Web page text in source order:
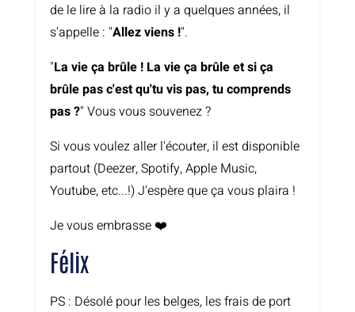
de le lire à la radio il y a quelques années, il
s'appelle : "Allez viens !".
"La vie ça brûle ! La vie ça brûle et si ça
brûle pas c'est qu'tu vis pas, tu comprends
pas ?" Vous vous souvenez ?
Si vous voulez aller l'écouter, il est disponible
partout (Deezer, Spotify, Apple Music,
Youtube, etc...!) J'espère que ça vous plaira !
Je vous embrasse ❤️
Félix
PS : Désolé pour les belges, les frais de port